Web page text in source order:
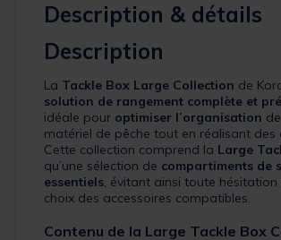
Description & détails
Description
La Tackle Box Large Collection de
solution de rangement complète et
idéale pour optimiser l’organisation
matériel de pêche tout en réalisant des
Cette collection comprend la Large
qu’une sélection de compartiments de
essentiels, évitant ainsi toute hésitation
choix des accessoires compatibles.
Contenu de la Large Tackle Box